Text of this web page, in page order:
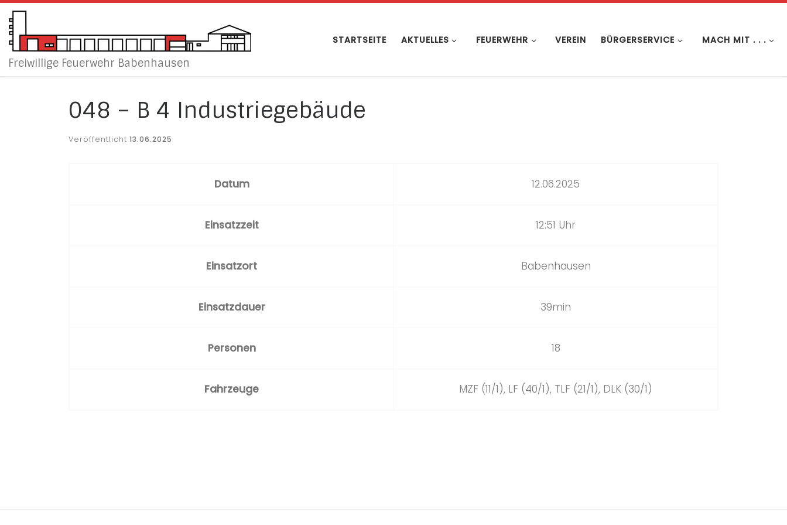
Freiwillige Feuerwehr Babenhausen
STARTSEITE AKTUELLES FEUERWEHR VEREIN BÜRGERSERVICE MACH MIT . . .
048 – B 4 Industriegebäude
Veröffentlicht 13.06.2025
Datum 12.06.2025
Einsatzzeit 12:51 Uhr
Einsatzort Babenhausen
Einsatzdauer 39min
Personen 18
Fahrzeuge MZF (11/1), LF (40/1), TLF (21/1), DLK (30/1)